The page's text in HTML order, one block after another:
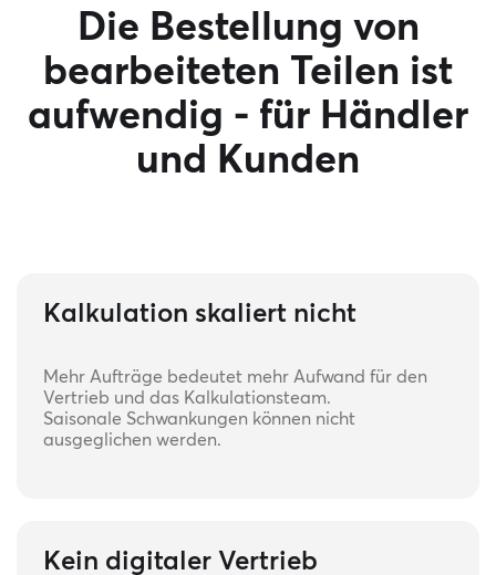
Die Bestellung von
bearbeiteten Teilen ist
aufwendig - für Händler
und Kunden
Kalkulation skaliert nicht
Mehr Aufträge bedeutet mehr Aufwand für den
Vertrieb und das Kalkulationsteam.
Saisonale Schwankungen können nicht
ausgeglichen werden.
Kein digitaler Vertrieb